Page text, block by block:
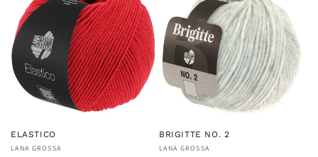
ELASTICO
Anbieter:
LANA GROSSA
BRIGITTE NO. 2
Anbieter:
LANA GROSSA